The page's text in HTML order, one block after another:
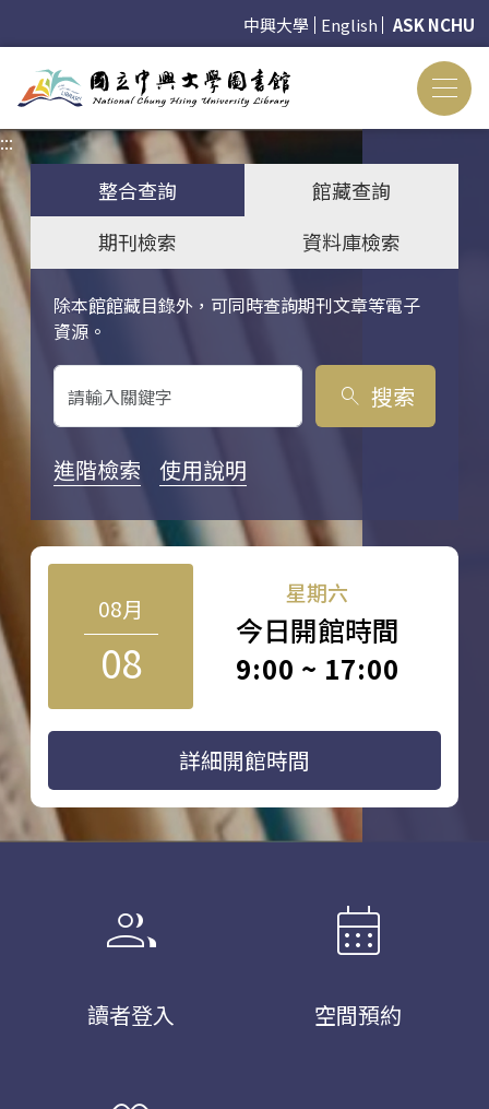
中興大學 English ASK NCHU
:::
整合查詢
館藏查詢
期刊檢索
資料庫檢索
除本館館藏目錄外，可同時查詢期刊文章等電子
資源。
關鍵字搜尋
search 搜索
進階檢索 使用說明
08月
08
星期六
今日開館時間
9:00 ~ 17:00
詳細開館時間
group
讀者登入
calendar_month
空間預約